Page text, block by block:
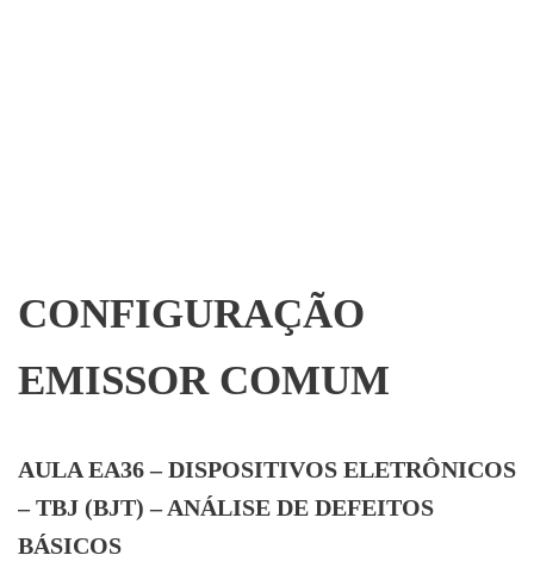
CONFIGURAÇÃO
EMISSOR COMUM
AULA EA36 – DISPOSITIVOS ELETRÔNICOS
– TBJ (BJT) – ANÁLISE DE DEFEITOS
BÁSICOS